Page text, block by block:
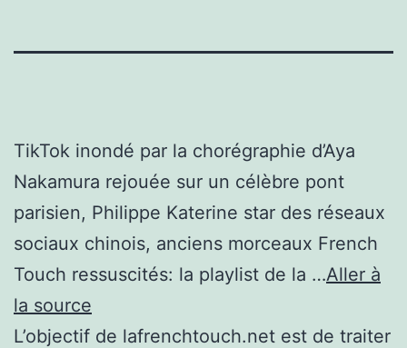
TikTok inondé par la chorégraphie d’Aya
Nakamura rejouée sur un célèbre pont
parisien, Philippe Katerine star des réseaux
sociaux chinois, anciens morceaux French
Touch ressuscités: la playlist de la …Aller à
la source
L’objectif de lafrenchtouch.net est de traiter